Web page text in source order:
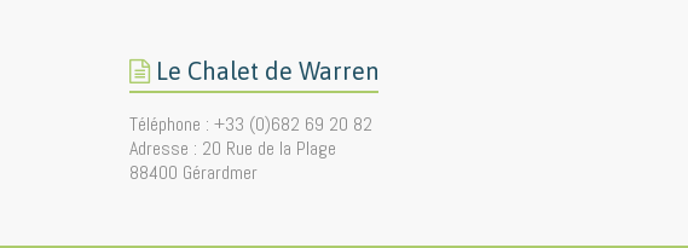
Le Chalet de Warren
Téléphone : +33 (0)682 69 20 82
Adresse : 20 Rue de la Plage
88400 Gérardmer